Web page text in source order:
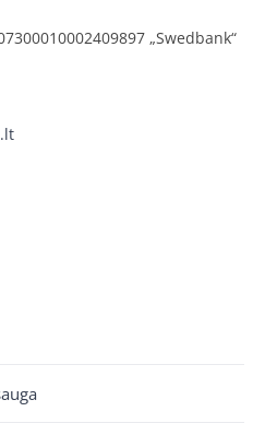
„Swedbank“